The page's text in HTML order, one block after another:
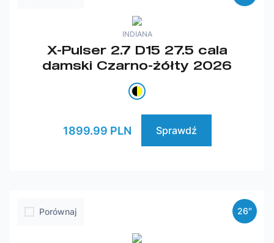
INDIANA
X-Pulser 2.7 D15 27.5 cala
damski Czarno-żółty 2026
1899.99 PLN Sprawdź
Porównaj 26″